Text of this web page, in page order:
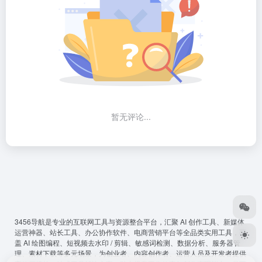
暂无评论...
3456导航是专业的互联网工具与资源整合平台，汇聚 AI 创作工具、新媒体
运营神器、站长工具、办公协作软件、电商营销平台等全品类实用工具，覆
盖 AI 绘图编程、短视频去水印 / 剪辑、敏感词检测、数据分析、服务器管
理、素材下载等多元场景，为创业者、内容创作者、运营人员及开发者提供